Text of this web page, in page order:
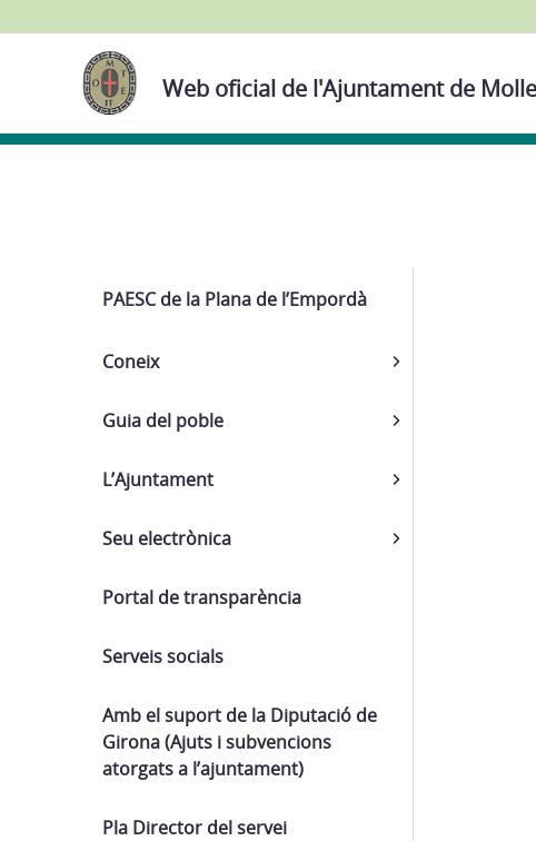
Web oficial de l'Ajuntament de
Navega
PAESC de la Plana de l’Empordà
Coneix
Guia del poble
L’Ajuntament
Seu electrònica
Portal de transparència
Serveis socials
Amb el suport de la Diputació de
Girona (Ajuts i subvencions
atorgats a l’ajuntament)
Pla Director del servei